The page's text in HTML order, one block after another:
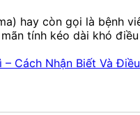
hay còn gọi là bệnh
tính kéo dài khó